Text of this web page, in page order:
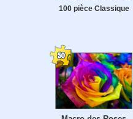
100 pièce Classique